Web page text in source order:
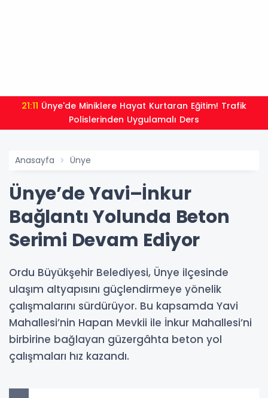
21:11
Polislerinden Uygulamalı Ders
Anasayfa Ünye
Ünye’de Yavi–İnkur
Bağlantı Yolunda Beton
Serimi Devam Ediyor
Ordu Büyükşehir Belediyesi, Ünye ilçesinde
ulaşım altyapısını güçlendirmeye yönelik
çalışmalarını sürdürüyor. Bu kapsamda Yavi
Mahallesi’nin Hapan Mevkii ile İnkur Mahallesi’ni
birbirine bağlayan güzergâhta beton yol
çalışmaları hız kazandı.